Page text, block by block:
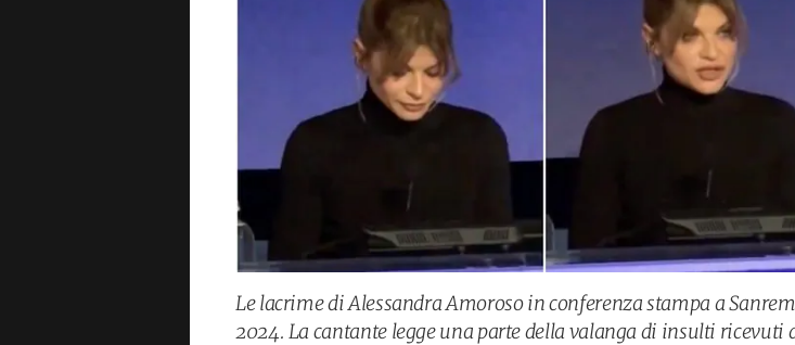
Le lacrime di Alessandra Amoroso in conferenza stampa a
2024. La cantante legge una parte della valanga di insulti ricevuti